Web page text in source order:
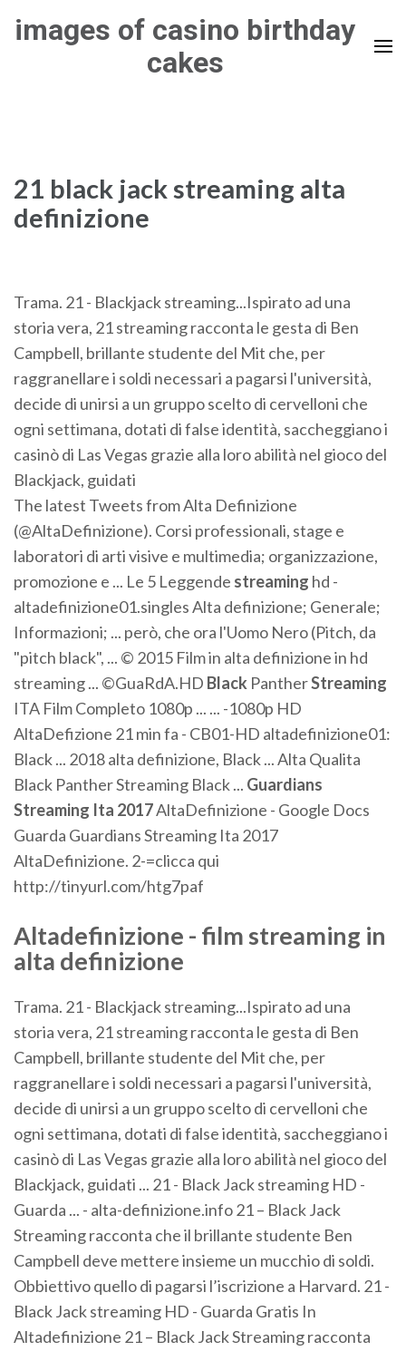
images of casino birthday
cakes
21 black jack streaming alta
definizione
Trama. 21 - Blackjack streaming...Ispirato ad una
storia vera, 21 streaming racconta le gesta di Ben
Campbell, brillante studente del Mit che, per
raggranellare i soldi necessari a pagarsi l'università,
decide di unirsi a un gruppo scelto di cervelloni che
ogni settimana, dotati di false identità, saccheggiano i
casinò di Las Vegas grazie alla loro abilità nel gioco del
Blackjack, guidati
The latest Tweets from Alta Definizione
(@AltaDefinizione). Corsi professionali, stage e
laboratori di arti visive e multimedia; organizzazione,
promozione e ... Le 5 Leggende streaming hd -
altadefinizione01.singles Alta definizione; Generale;
Informazioni; ... però, che ora l'Uomo Nero (Pitch, da
"pitch black", ... © 2015 Film in alta definizione in hd
streaming ... ©GuaRdA.HD Black PantherStreaming
ITA Film Completo 1080p ... ... -1080p HD
AltaDefizione 21 min fa - CB01-HD altadefinizione01:
Black ... 2018 alta definizione, Black ... Alta Qualita
Black Panther Streaming Black ... Guardians
Streaming Ita 2017AltaDefinizione - Google Docs
Guarda Guardians Streaming Ita 2017
AltaDefinizione. 2-=clicca qui
http://tinyurl.com/htg7paf
Altadefinizione - film streaming in
alta definizione
Trama. 21 - Blackjack streaming...Ispirato ad una
storia vera, 21 streaming racconta le gesta di Ben
Campbell, brillante studente del Mit che, per
raggranellare i soldi necessari a pagarsi l'università,
decide di unirsi a un gruppo scelto di cervelloni che
ogni settimana, dotati di false identità, saccheggiano i
casinò di Las Vegas grazie alla loro abilità nel gioco del
Blackjack, guidati ... 21 - Black Jack streaming HD -
Guarda ... - alta-definizione.info 21 – Black Jack
Streaming racconta che il brillante studente Ben
Campbell deve mettere insieme un mucchio di soldi.
Obbiettivo quello di pagarsi l’iscrizione a Harvard. 21 -
Black Jack streaming HD - Guarda Gratis In
Altadefinizione 21 – Black Jack Streaming racconta